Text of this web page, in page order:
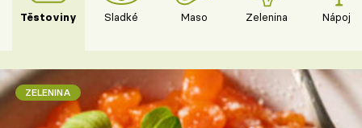
Těstoviny Sladké Maso Zelenina Nápoje
ZELENINA